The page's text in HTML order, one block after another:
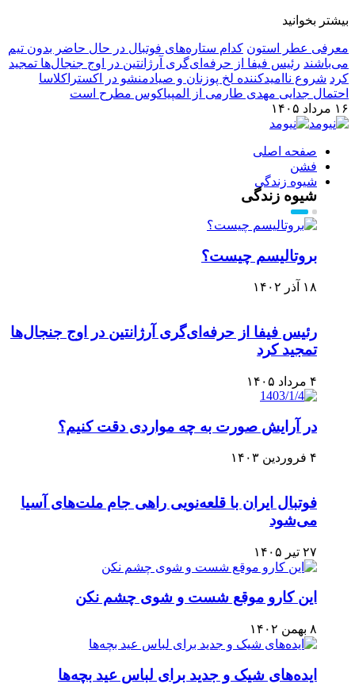
بیشتر بخوانید
معرفی عطر استون کدام ستاره‌های فوتبال در حال حاضر بدون تیم
می‌باشند رئیس فیفا از حرفه‌ای‌گری آرژانتین در اوج جنجال‌ها تمجید
کرد شروع ناامیدکننده لخ پوزنان و صیادمنشو در اکستراکلاسا
احتمال جدایی مهدی طارمی از المپیاکوس مطرح است
۱۶ مرداد ۱۴۰۵
صفحه اصلی
فشن
شیوه زندگی
شیوه زندگی
بروتالیسم چیست؟
۱۸ آذر ۱۴۰۲
رئیس فیفا از حرفه‌ای‌گری آرژانتین در اوج جنجال‌ها
تمجید کرد
۴ مرداد ۱۴۰۵
در آرایش صورت به چه مواردی دقت کنیم؟
۴ فروردین ۱۴۰۳
فوتبال ایران با قلعه‌نویی راهی جام ملت‌های آسیا
می‌شود
۲۷ تیر ۱۴۰۵
این کارو موقع شست و شوی چشم نکن
۸ بهمن ۱۴۰۲
ایده‌های شیک و جدید برای لباس عید بچه‌ها